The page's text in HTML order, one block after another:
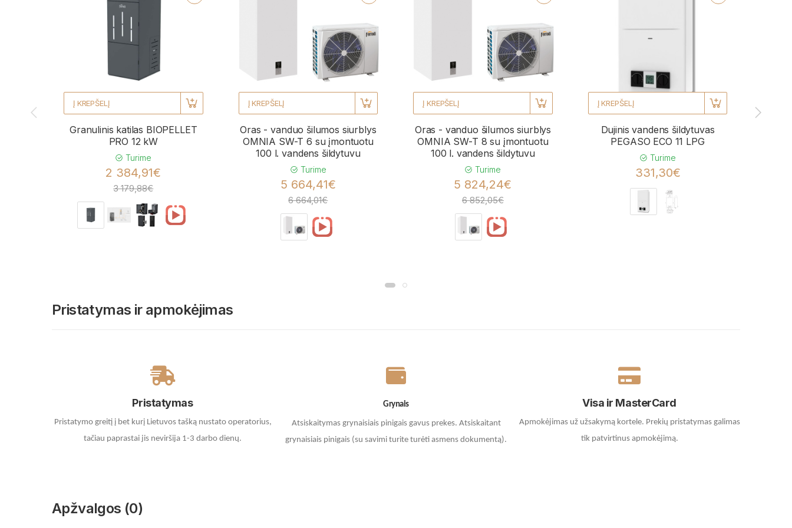
Į KREPŠELĮ
Granulinis katilas BIOPELLET
PRO 12 kW
Turime
2 384,91€
3 179,88€
Į KREPŠELĮ
Oras - vanduo šilumos siurblys
OMNIA SW-T 6 su įmontuotu
100 l. vandens šildytuvu
Turime
5 664,41€
6 664,01€
Į KREPŠELĮ
Oras - vanduo šilumos siurblys
OMNIA SW-T 8 su įmontuotu
100 l. vandens šildytuvu
Turime
5 824,24€
6 852,05€
Į KREPŠELĮ
Dujinis vandens šildytuvas
PEGASO ECO 11 LPG
Turime
331,30€
Pristatymas ir apmokėjimas
Pristatymas
Pristatymo greitį į bet kurį Lietuvos tašką nustato operatorius,
tačiau paprastai jis neviršija 1-3 darbo dienų.
Grynais
Atsiskaitymas grynaisiais pinigais gavus prekes. Atsiskaitant
grynaisiais pinigais (su savimi turite turėti asmens dokumentą).
Visa ir MasterCard
Apmokėjimas už užsakymą kortele. Prekių pristatymas galimas
tik patvirtinus apmokėjimą.
Apžvalgos (0)